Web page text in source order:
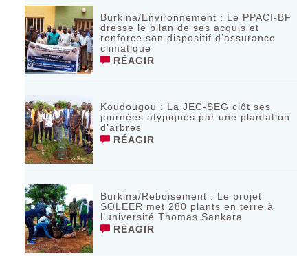
Burkina/Environnement : Le PPACI-BF
dresse le bilan de ses acquis et
renforce son dispositif d’assurance
climatique
RÉAGIR
Koudougou : La JEC-SEG clôt ses
journées atypiques par une plantation
d’arbres
RÉAGIR
Burkina/Reboisement : Le projet
SOLEER met 280 plants en terre à
l’université Thomas Sankara
RÉAGIR